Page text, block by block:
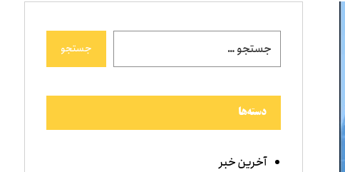
جستجو
دسته‌ها
آخرین خبر